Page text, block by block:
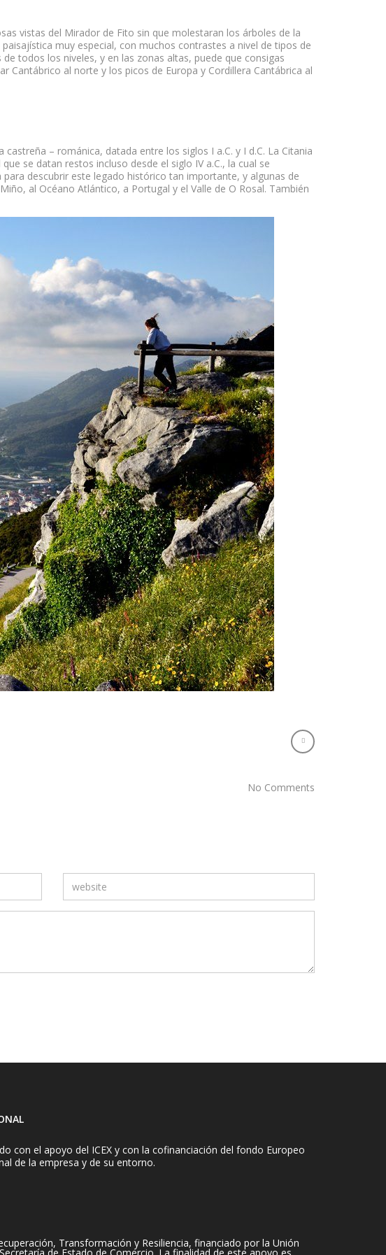
vistas del Mirador de Fito sin que molestaran los árboles de la
muy especial, con muchos contrastes a nivel de tipos de
todos los niveles, y en las zonas altas, puede que consigas
Cantábrico al norte y los picos de Europa y Cordillera Cantábrica al
– románica, datada entre los siglos I a.C. y I d.C. La Citania
se datan restos incluso desde el siglo IV a.C., la cual se
descubrir este legado histórico tan importante, y algunas de
al Océano Atlántico, a Portugal y el Valle de O Rosal. También
No Comments
con el apoyo del ICEX y con la cofinanciación del fondo Europeo
de la empresa y de su entorno.
Transformación y Resiliencia, financiado por la Unión